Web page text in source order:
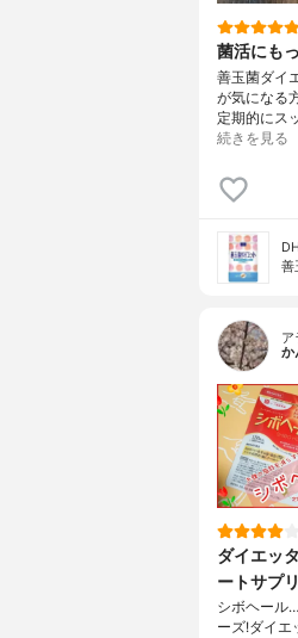
菌活にも
善玉菌ダイ
が気になる
定期的にス
続きを見る
善
ア
か
ダイエッ
ートサプリ
シボヘール
ーズ!ダイエ